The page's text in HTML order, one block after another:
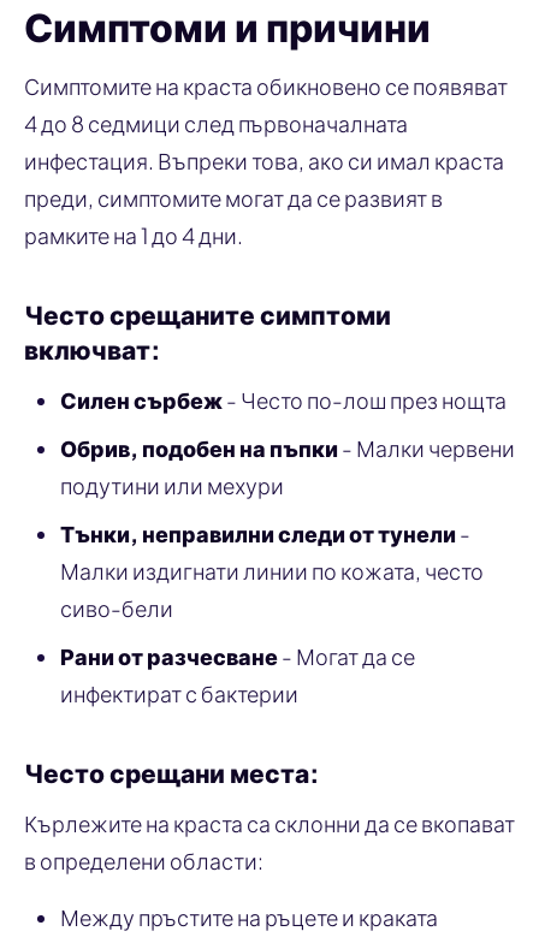
Симптоми и причини
Симптомите на краста обикновено се появяват
4 до 8 седмици след първоначалната
инфестация. Въпреки това, ако си имал краста
преди, симптомите могат да се развият в
рамките на 1 до 4 дни.
Често срещаните симптоми
включват:
Силен сърбеж- Често по-лош през нощта
Обрив, подобен на пъпки - Малки червени
подутини или мехури
Тънки, неправилни следи от тунели -
Малки издигнати линии по кожата, често
сиво-бели
Рани от разчесване- Могат да се
инфектират с бактерии
Често срещани места:
Кърлежите на краста са склонни да се вкопават
в определени области:
Между пръстите на ръцете и краката